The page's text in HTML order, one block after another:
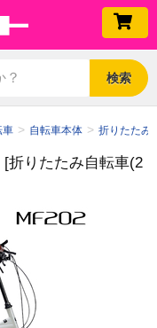
検索
車 自転車本体 折りたたみ
折りたたみ自転車(2